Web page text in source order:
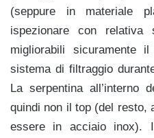
(seppure in materiale
ispezionare con relativa
migliorabili sicuramente
sistema di filtraggio
La serpentina all’interno
quindi non il top (del resto,
essere in acciaio inox).